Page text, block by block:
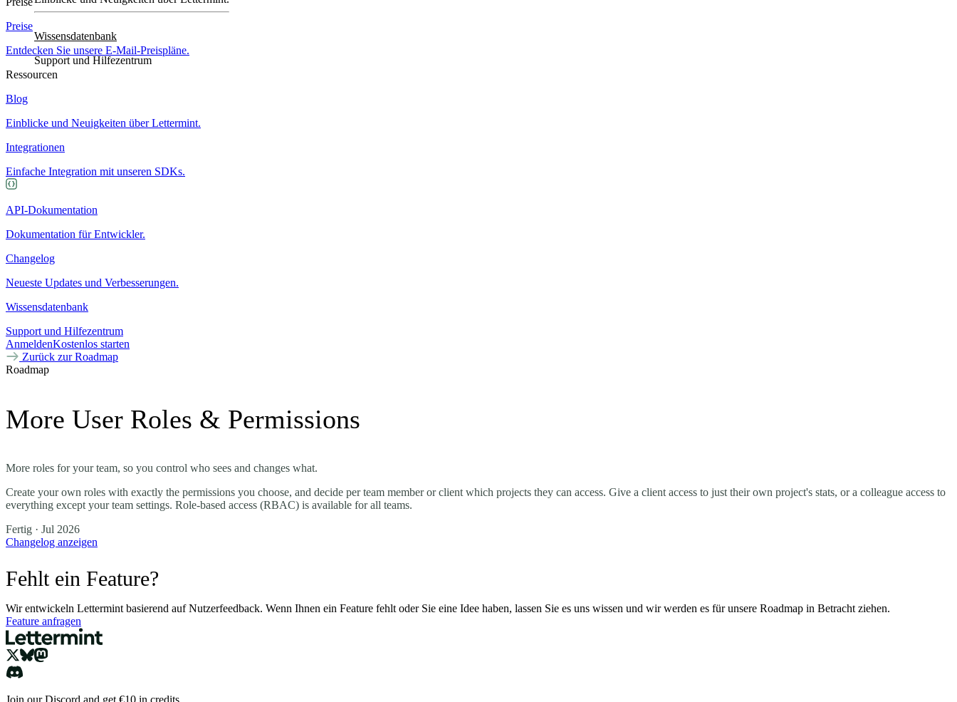
Wissensdatenbank
Support und Hilfezentrum
Preise
Entdecken Sie unsere E-Mail-Preispläne.
Ressourcen
Blog
Einblicke und Neuigkeiten über Lettermint.
Integrationen
Einfache Integration mit unseren SDKs.
API-Dokumentation
Dokumentation für Entwickler.
Changelog
Neueste Updates und Verbesserungen.
Wissensdatenbank
Support und Hilfezentrum
AnmeldenKostenlos starten
Zurück zur Roadmap
Roadmap
More User Roles & Permissions
More roles for your team, so you control who sees and changes what.
Create your own roles with exactly the permissions you choose, and decide per team member or client which projects they can access. Give a client access to just their own project's stats, or a colleague access to
everything except your team settings. Role-based access (RBAC) is available for all teams.
Fertig · Jul 2026
Changelog anzeigen
Fehlt ein Feature?
Wir entwickeln Lettermint basierend auf Nutzerfeedback. Wenn Ihnen ein Feature fehlt oder Sie eine Idee haben, lassen Sie es uns wissen und wir werden es für unsere Roadmap in Betracht ziehen.
Feature anfragen
Join our Discord and get €10 in credits